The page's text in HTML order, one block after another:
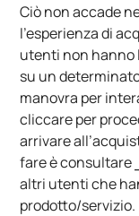
Ciò non accade
l’esperienza di
utenti non hanno
su un
manovra per
cliccare per
arrivare
fare è consultare
altri utenti che
prodotto/servizio.